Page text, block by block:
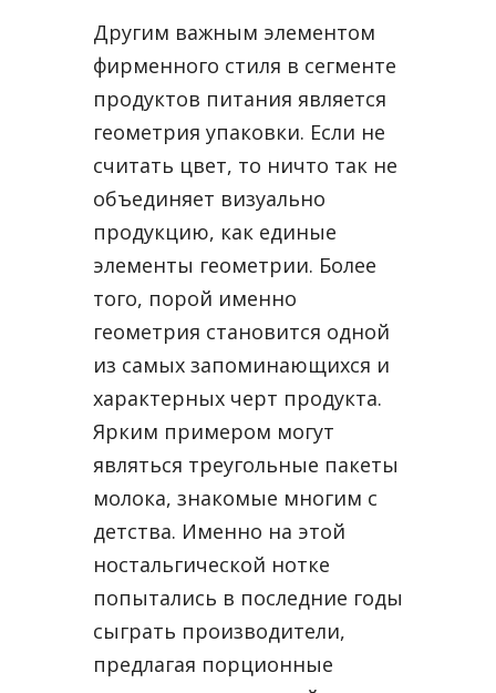
Другим важным элементом
фирменного стиля в сегменте
продуктов питания является
геометрия упаковки. Если не
считать цвет, то ничто так не
объединяет визуально
продукцию, как единые
элементы геометрии. Более
того, порой именно
геометрия становится одной
из самых запоминающихся и
характерных черт продукта.
Ярким примером могут
являться треугольные пакеты
молока, знакомые многим с
детства. Именно на этой
ностальгической нотке
попытались в последние годы
сыграть производители,
предлагая порционные